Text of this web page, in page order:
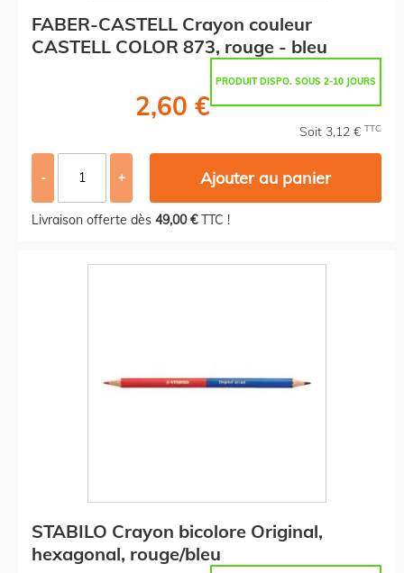
FABER-CASTELL Crayon couleur
CASTELL COLOR 873, rouge - bleu
PRODUIT DISPO. SOUS 2-10 JOURS
2,60 €
Soit 3,12 € TTC
- + Ajouter au panier
Livraison offerte dès 49,00 €TTC !
STABILO Crayon bicolore Original,
hexagonal, rouge/bleu